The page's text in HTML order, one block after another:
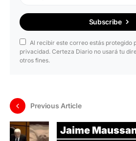
Subscribe
Al recibir este correo estás protegido
privacidad. Certeza Diario no usará tu
otros fines.
Previous Article
Jaime